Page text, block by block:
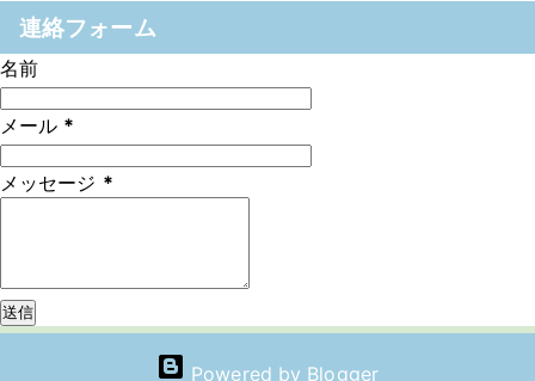
連絡フォーム
名前
メール *
メッセージ *
Powered by Blogger